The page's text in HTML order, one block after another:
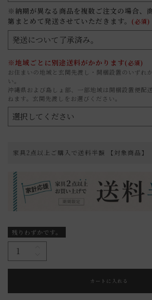
※納期が異なる商品を複数ご注文の場合、
第まとめて発送させていただきます。
(必須)
※地域ごとに別途送料がかかります(必須)
お住まいの地域と玄関先渡し・開梱設置のいずれ
い。
沖縄県および島しょ部、一部地域は開梱設置便配
ねます。玄関先渡しをお選びください。
家具2点以上ご購入で送料半額 【対象商品】
残りわずかです。
カートに入れる